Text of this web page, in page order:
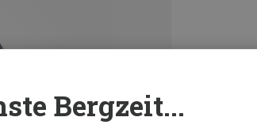
Bergzeit...